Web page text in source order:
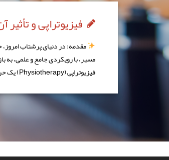
فیزیوتراپی و
مقدمه: در دنیای پرشتاب امروز،
مسیر، با رویکردی جامع و علمی، به
فیزیوتراپی (Physiotherapy) یک حرفه تخصصی در مراقبت‌های […]